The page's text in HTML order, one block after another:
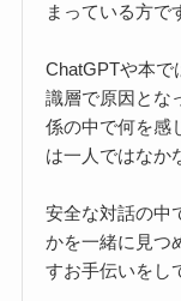
まっている方で
ChatGPTや本で
識層で原因とな
係の中で何を感
は一人ではなか
安全な対話の中
かを一緒に見つ
すお手伝いをし